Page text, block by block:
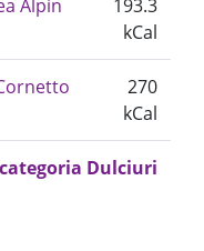
Alpin
193.3
kCal
270
kCal
Dulciuri